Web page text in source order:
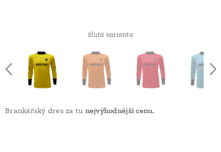
žlutá varianta
oranžová varianta
červená varianta
světle modrá varianta
tmavě modrá varianta
světle zelená varianta
tmavé zelená varianta
Brankářský dres za tu nejvýhodnější cenu.